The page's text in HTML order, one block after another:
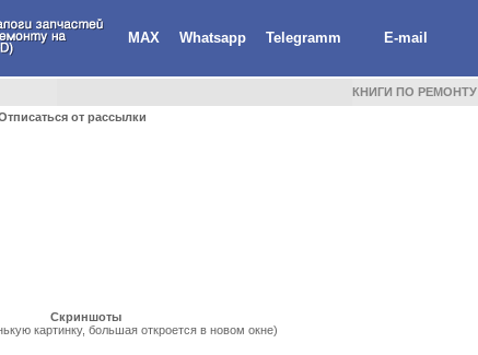
MAX Whatsapp Telegramm E-mail
КНИГИ ПО РЕМОНТУ
от рассылки
Скриншоты
картинку, большая откроется в новом окне)